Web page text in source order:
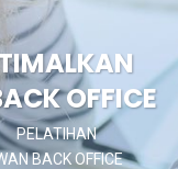
OFFICE
PELATIHAN
BACK OFFICE